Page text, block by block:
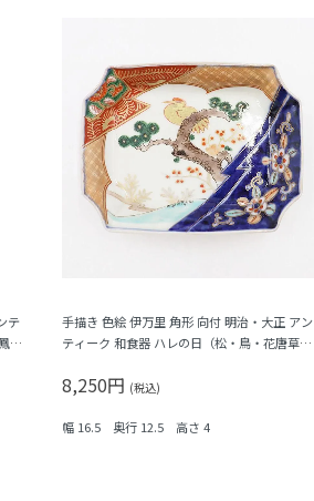
テ
手描き 色絵 伊万里 角形 向付 明治・大正 アン
ティーク 和食器 ハレの日（松・鳥・花唐草・
8,250円 (税込)
幅 16.5 奥行 12.5 高さ 4